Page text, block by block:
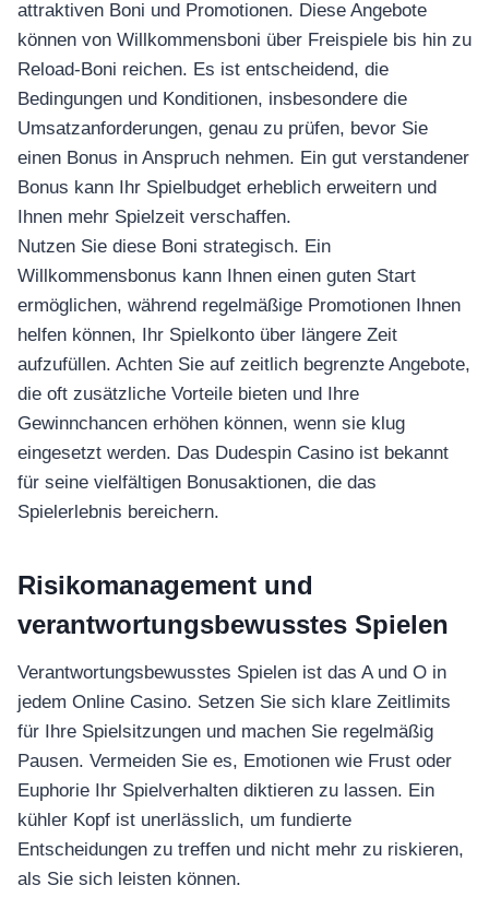
โทรศัพท์มือถือ
โทรศัพท์มือถือ
โทรศัพท์มือถือ
อุปกรณ์เสริม
โทรศัพท์
สินค้าตามแบรนด์
attraktiven Boni und Promotionen. Diese Angebote
können von Willkommensboni über Freispiele bis hin zu
Reload-Boni reichen. Es ist entscheidend, die
Bedingungen und Konditionen, insbesondere die
Umsatzanforderungen, genau zu prüfen, bevor Sie
einen Bonus in Anspruch nehmen. Ein gut verstandener
Bonus kann Ihr Spielbudget erheblich erweitern und
Ihnen mehr Spielzeit verschaffen.
Nutzen Sie diese Boni strategisch. Ein
Willkommensbonus kann Ihnen einen guten Start
ermöglichen, während regelmäßige Promotionen Ihnen
helfen können, Ihr Spielkonto über längere Zeit
aufzufüllen. Achten Sie auf zeitlich begrenzte Angebote,
die oft zusätzliche Vorteile bieten und Ihre
Gewinnchancen erhöhen können, wenn sie klug
eingesetzt werden. Das Dudespin Casino ist bekannt
für seine vielfältigen Bonusaktionen, die das
Spielerlebnis bereichern.
Risikomanagement und
verantwortungsbewusstes Spielen
Verantwortungsbewusstes Spielen ist das A und O in
jedem Online Casino. Setzen Sie sich klare Zeitlimits
für Ihre Spielsitzungen und machen Sie regelmäßig
Pausen. Vermeiden Sie es, Emotionen wie Frust oder
Euphorie Ihr Spielverhalten diktieren zu lassen. Ein
kühler Kopf ist unerlässlich, um fundierte
Entscheidungen zu treffen und nicht mehr zu riskieren,
als Sie sich leisten können.